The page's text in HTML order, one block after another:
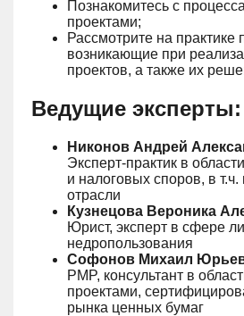
Познакомитесь с
проектами;
Рассмотрите на практике
возникающие при
проектов, а также их
Ведущие эксперты:
Никонов Андрей
Эксперт-практик в
и налоговых споров, в
отрасли
Кузнецова Вероника
Юрист, эксперт в сфере
недропользования
Софонов Михаил
PMP, консультант в
проектами,
рынка ценных бумаг